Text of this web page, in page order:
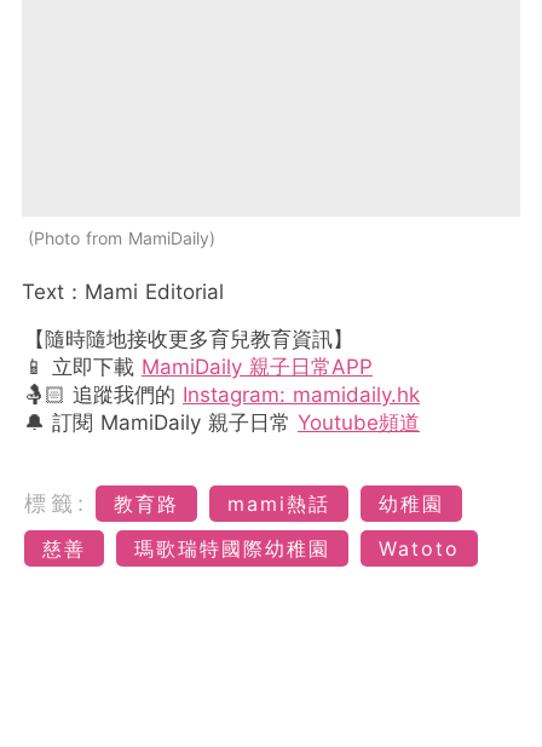
Photo from MamiDaily
Text：Mami Editorial
【隨時隨地接收更多育兒教育資訊】
📱 立即下載 MamiDaily 親子日常APP
🤱🏻 追蹤我們的 Instagram: mamidaily.hk
🔔 訂閱 MamiDaily 親子日常 Youtube頻道
標籤: 教育路 mami熱話
幼稚園
慈善
瑪歌瑞特國際幼稚園 Watoto